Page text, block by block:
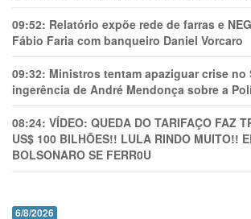
09:52: Relatório expõe rede de farras e
Fábio Faria com banqueiro Daniel Vorcaro
09:32: Ministros tentam apaziguar crise no
ingerência de André Mendonça sobre a
08:24: VÍDEO: QUEDA DO TARIFAÇO FAZ
US$ 100 BILHÕES!! LULA RINDO MUITO!!
BOLSONARO SE FERR0U
6/8/2026